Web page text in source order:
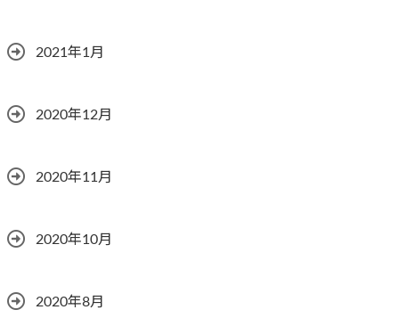
2021年1月
2020年12月
2020年11月
2020年10月
2020年8月